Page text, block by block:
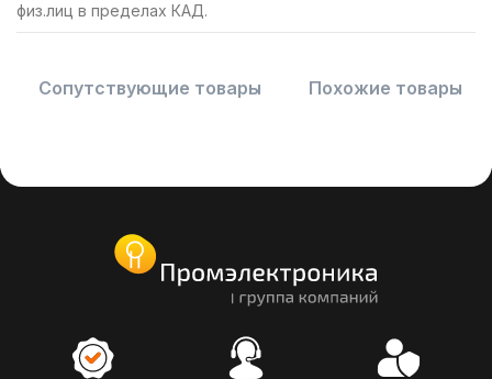
физ.лиц в пределах КАД.
Сопутствующие товары Похожие товары